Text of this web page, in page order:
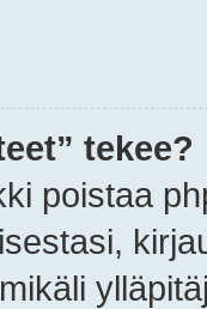
tekee?
poistaa